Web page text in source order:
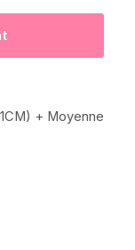
+ Moyenne